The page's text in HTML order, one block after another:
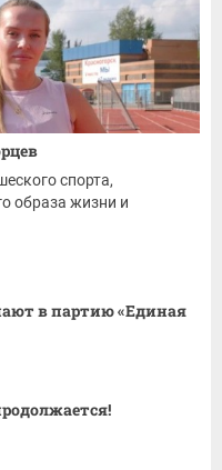
спорта,
образа жизни и
в партию «Единая